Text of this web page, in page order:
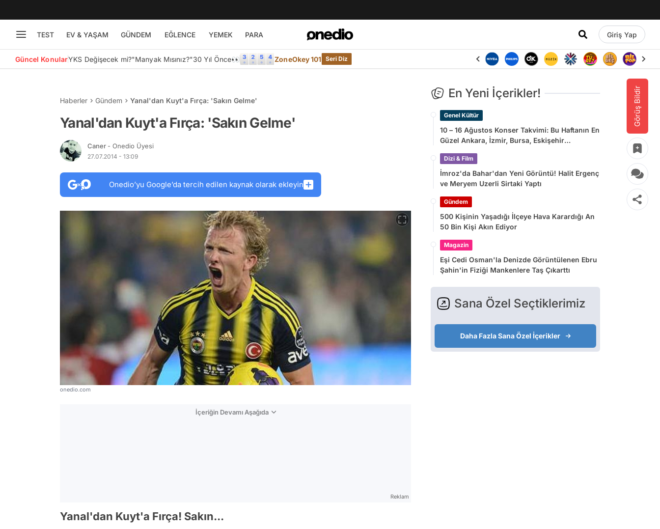
TEST EV & YAŞAM GÜNDEM EĞLENCE YEMEK PARA Giriş Yap
Güncel KonularYKS Değişecek mi?"Manyak Mısınız?"30 Yıl Önce👀 ZoneOkey 101 Seri Diz
Görüş Bildir
Haberler Gündem Yanal'dan Kuyt'a Fırça: 'Sakın Gelme'
Yanal'dan Kuyt'a Fırça: 'Sakın Gelme'
Caner - Onedio Üyesi
27.07.2014 - 13:09
Onedio’yu Google’da tercih edilen kaynak olarak ekleyin
onedio.com
İçeriğin Devamı Aşağıda
Reklam
Yanal'dan Kuyt'a Fırça! Sakın...
En Yeni İçerikler!
Genel Kültür
10 – 16 Ağustos Konser Takvimi: Bu Haftanın En
Güzel Ankara, İzmir, Bursa, Eskişehir
Dizi & Film
İmroz'da Bahar'dan Yeni Görüntü! Halit Ergenç
ve Meryem Uzerli Sirtaki Yaptı
Gündem
500 Kişinin Yaşadığı İlçeye Hava Karardığı An
50 Bin Kişi Akın Ediyor
Magazin
Eşi Cedi Osman'la Denizde Görüntülenen Ebru
Şahin'in Fiziği Mankenlere Taş Çıkarttı
Sana Özel Seçtiklerimiz
Daha Fazla Sana Özel İçerikler